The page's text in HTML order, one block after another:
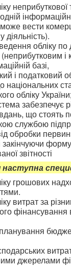
неприбуткової
може вести
діяльність).
обліку по
(неприбутковим
базі,
і податковий
національних
обліку України;
забезпечує
що стоять
службою
обробки
закінчуючи
звітності
грошових
витрат за
джерелами